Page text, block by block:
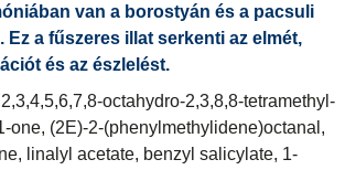
van a borostyán és a pacsuli
Ez a fűszeres illat serkenti az elmét,
és az észlelést.
octahydro-2,3,8,8-tetramethyl-
one, (2E)-2-(phenylmethylidene)octanal,
linalyl acetate, benzyl salicylate, 1-